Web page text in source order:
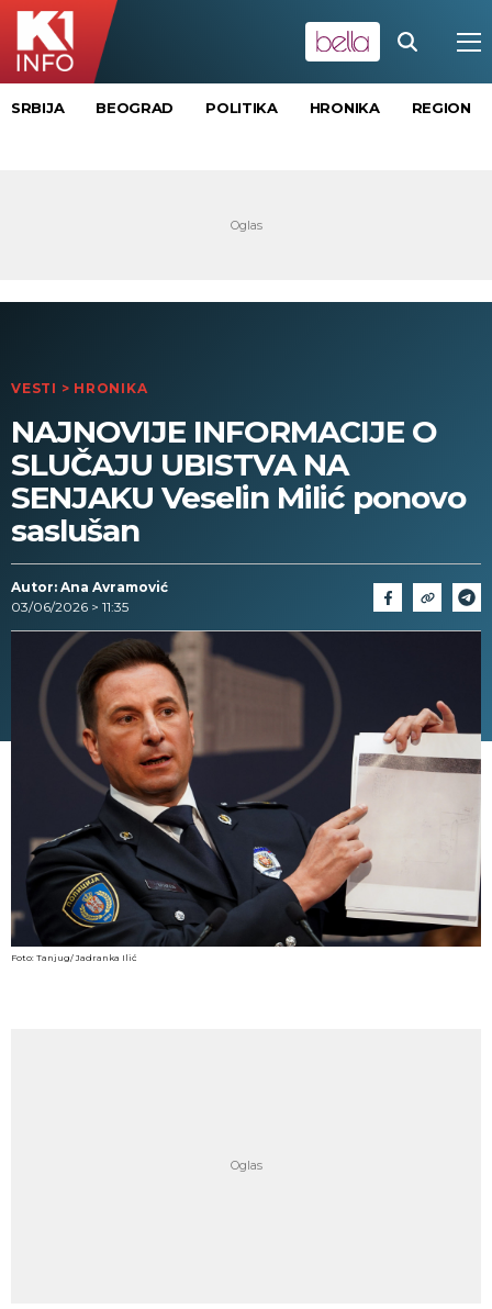
SRBIJA BEOGRAD POLITIKA HRONIKA REGION
VESTI > HRONIKA
NAJNOVIJE INFORMACIJE O
SLUČAJU UBISTVA NA
SENJAKU Veselin Milić ponovo
saslušan
Autor: Ana Avramović
03/06/2026 > 11:35
Foto: Tanjug/ Jadranka Ilić